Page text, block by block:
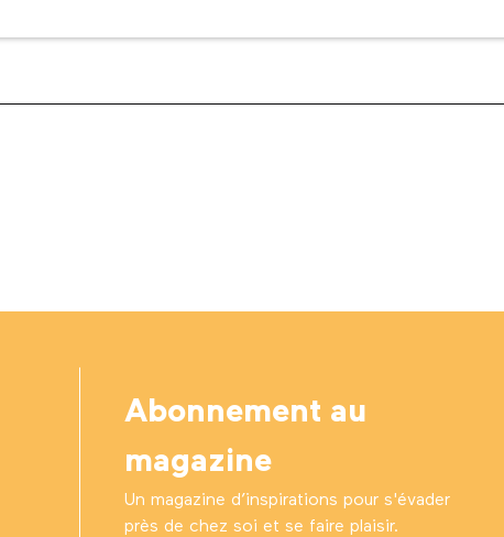
Abonnement au
magazine
Un magazine d’inspirations pour s'évader
près de chez soi et se faire plaisir.